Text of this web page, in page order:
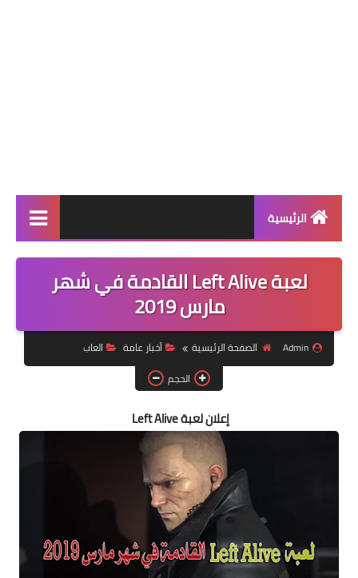
الرئيسية
قسم البرامج
العاب
تطبيقات
البلوجر
مواقع
تطبيقات الاطفال
لعبة Left Alive القادمة في شهر
مارس 2019
Admin الصفحة الرئيسية أخبار عامة
العاب
الحجم
إعلان لعبة Left Alive